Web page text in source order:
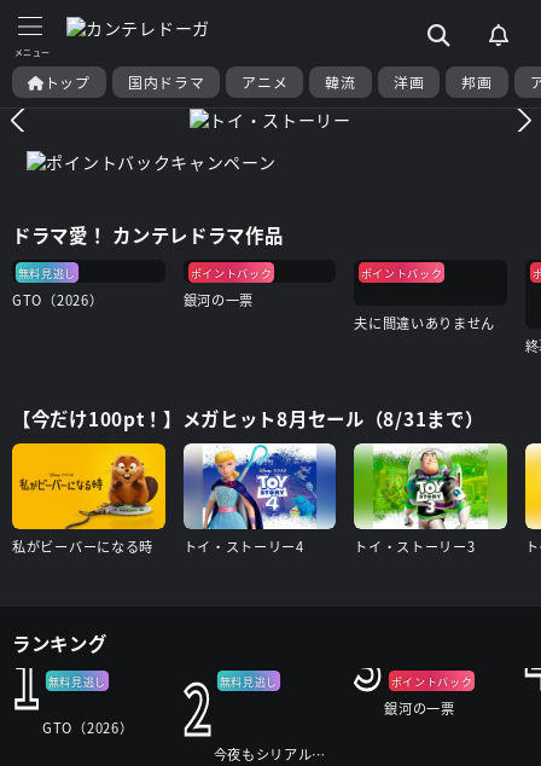
トップ 国内ドラマ アニメ 韓流 洋画 邦画
ドラマ愛！ カンテレドラマ作品
無料見逃し
GTO（2026）
ポイントバック
銀河の一票
ポイントバック
夫に間違いありません
【今だけ100pt！】メガヒット8月セール（8/31まで）
私がビーバーになる時 トイ・ストーリー4 トイ・ストーリー3
ランキング
1 無料見逃し
GTO（2026） 2 無料見逃し
今夜もシリアルキラーと待ち合わせ
3 ポイントバック
銀河の一票